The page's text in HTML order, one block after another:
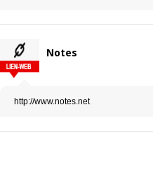
Notes
http://www.notes.net